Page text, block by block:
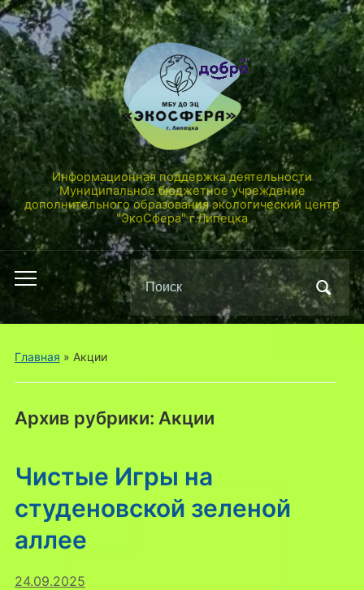
Информационная поддержка деятельности
Муниципальное бюджетное учреждение
дополнительного образования экологический центр
"ЭкоСфера" г.Липецка
Переключить
мобильное
меню
Поиск
по:
Главная » Акции
Архив рубрики: Акции
Чистые Игры на
студеновской зеленой
аллее
24.09.2025